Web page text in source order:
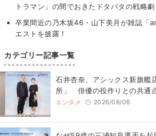
トラマン」の間でおきたドタバタの戦略劇
卒業間近の乃木坂46・山下美月が雑誌「
エストを披露！
カテゴリー記事一覧
石井杏奈、アシックス新旗艦
所」 俳優の役作りとの共通
エンタメ 2026/08/06